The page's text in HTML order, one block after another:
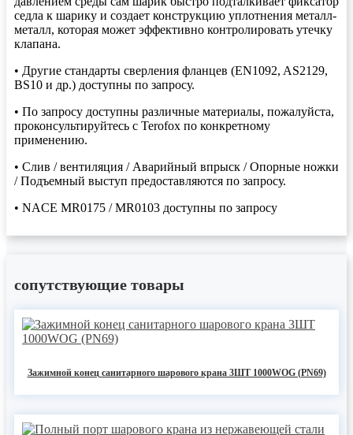
седла к шарику и создает конструкцию уплотнения металл-
металл, которая может эффективно контролировать утечку
клапана.
• Другие стандарты сверления фланцев (EN1092, AS2129,
BS10 и др.) доступны по запросу.
• По запросу доступны различные материалы, пожалуйста,
проконсультируйтесь с Terofox по конкретному
применению.
• Слив / вентиляция / Аварийный впрыск / Опорные ножки
/ Подъемный выступ предоставляются по запросу.
• NACE MR0175 / MR0103 доступны по запросу
сопутствующие товары
Зажимной конец санитарного шарового крана 3ШТ 1000WOG (PN69)